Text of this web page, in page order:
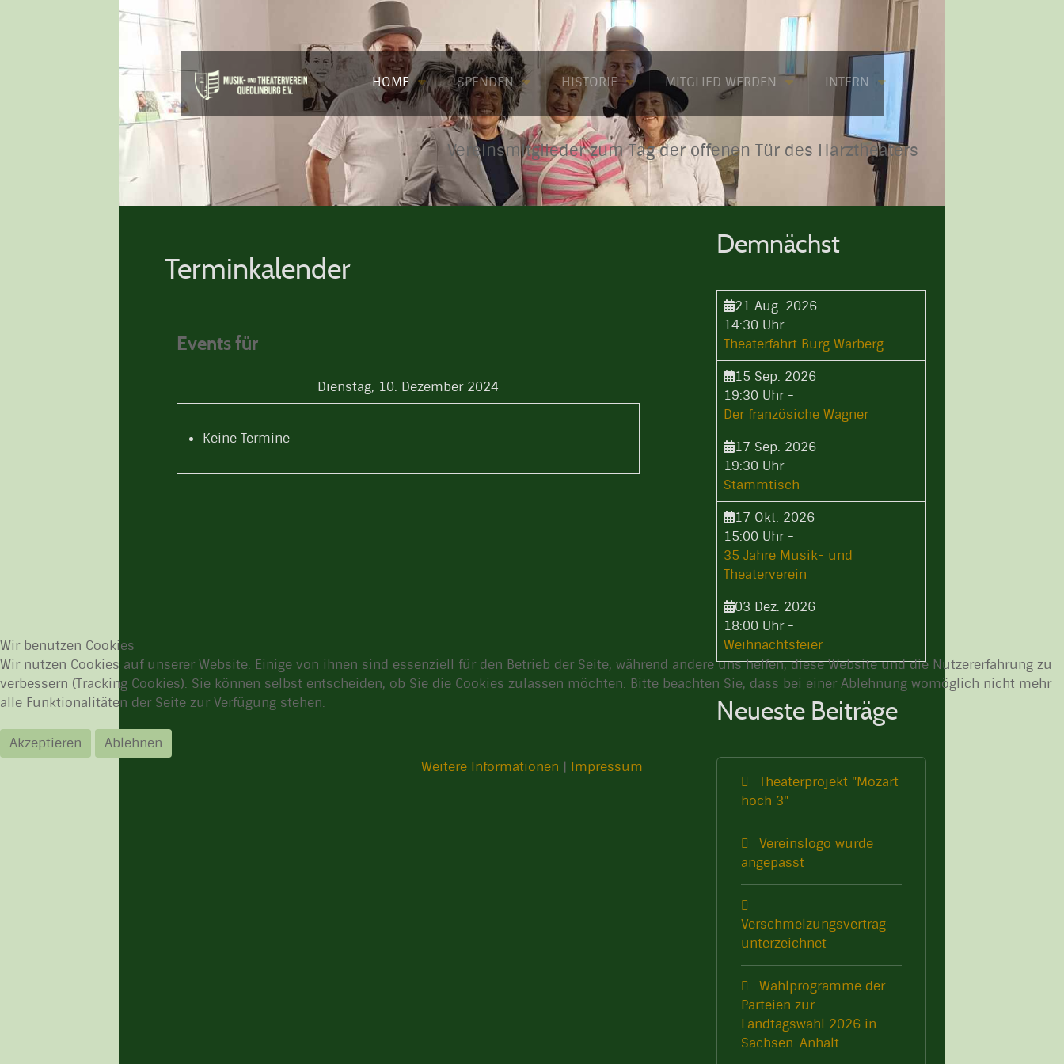
HOME SPENDEN HISTORIE MITGLIED WERDEN INTERN
Vereinsmitglieder zum Tag der offenen Tür des Harztheaters
Terminkalender
Events für
Dienstag, 10. Dezember 2024
Keine Termine
Demnächst
21 Aug. 2026
14:30 Uhr-
Theaterfahrt Burg Warberg
15 Sep. 2026
19:30 Uhr-
Der französiche Wagner
17 Sep. 2026
19:30 Uhr-
Stammtisch
17 Okt. 2026
15:00 Uhr-
35 Jahre Musik- und
Theaterverein
03 Dez. 2026
18:00 Uhr-
Weihnachtsfeier
Neueste Beiträge
Theaterprojekt "Mozart
hoch 3"
Vereinslogo wurde
angepasst
Verschmelzungsvertrag
unterzeichnet
Wahlprogramme der
Parteien zur
Landtagswahl 2026 in
Sachsen-Anhalt
Wir benutzen Cookies
Wir nutzen Cookies auf unserer Website. Einige von ihnen sind essenziell für den Betrieb der Seite, während andere uns helfen, diese Website und die Nutzererfahrung zu
verbessern (Tracking Cookies). Sie können selbst entscheiden, ob Sie die Cookies zulassen möchten. Bitte beachten Sie, dass bei einer Ablehnung womöglich nicht mehr
alle Funktionalitäten der Seite zur Verfügung stehen.
Akzeptieren
Ablehnen
Weitere Informationen | Impressum